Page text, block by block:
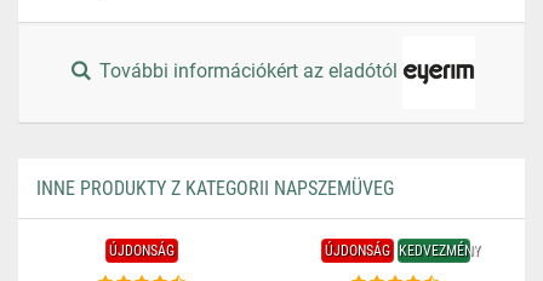
További információkért az eladótól
INNE PRODUKTY Z KATEGORII NAPSZEMÜVEG
ÚJDONSÁG ÚJDONSÁG KEDVEZMÉNY